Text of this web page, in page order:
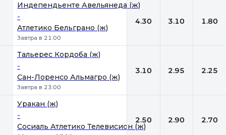
Индепендьенте Авельянеда (ж)
-
Атлетико Бельграно (ж)
Завтра в 21:00
4.30 3.10 1.80
Тальерес Кордоба (ж)
-
Сан-Лоренсо Альмагро (ж)
Завтра в 23:00
3.10 2.95 2.25
Уракан (ж)
-
Сосиаль Атлетико Телевисион (ж)
2.50 2.90 2.70